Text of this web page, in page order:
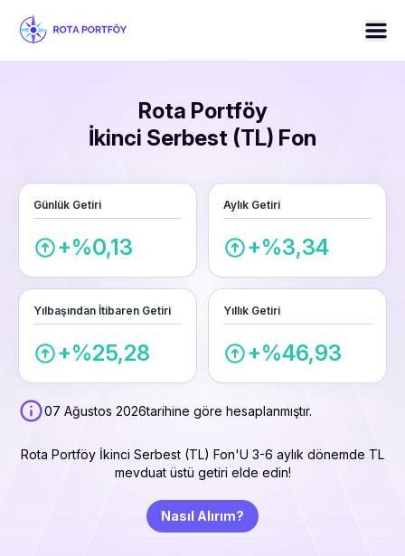
Rota Portföy
İkinci Serbest (TL) Fon
Günlük Getiri
+%0,13
Aylık Getiri
+%3,34
Yılbaşından İtibaren Getiri
+%25,28
Yıllık Getiri
+%46,93
07 Ağustos 2026tarihine göre hesaplanmıştır.
Rota Portföy İkinci Serbest (TL) Fon'U 3-6 aylık dönemde TL
mevduat üstü getiri elde edin!
Nasıl Alırım?